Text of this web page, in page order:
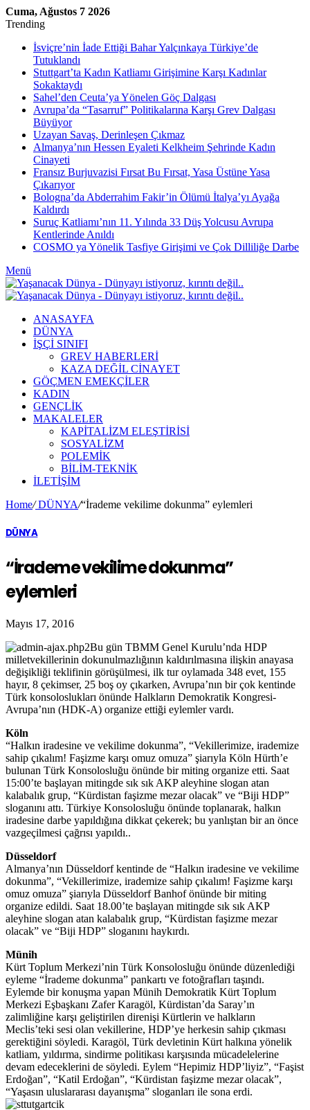
Cuma, Ağustos 7 2026
Trending
İsviçre’nin İade Ettiği Bahar Yalçınkaya Türkiye’de
Tutuklandı
Stuttgart’ta Kadın Katliamı Girişimine Karşı Kadınlar
Sokaktaydı
Sahel’den Ceuta’ya Yönelen Göç Dalgası
Avrupa’da “Tasarruf” Politikalarına Karşı Grev Dalgası
Büyüyor
Uzayan Savaş, Derinleşen Çıkmaz
Almanya’nın Hessen Eyaleti Kelkheim Şehrinde Kadın
Cinayeti
Fransız Burjuvazisi Fırsat Bu Fırsat, Yasa Üstüne Yasa
Çıkarıyor
Bologna’da Abderrahim Fakir’in Ölümü İtalya’yı Ayağa
Kaldırdı
Suruç Katliamı’nın 11. Yılında 33 Düş Yolcusu Avrupa
Kentlerinde Anıldı
COSMO ya Yönelik Tasfiye Girişimi ve Çok Dilliliğe Darbe
Menü
ANASAYFA
DÜNYA
İŞÇİ SINIFI
GREV HABERLERİ
KAZA DEĞİL CİNAYET
GÖÇMEN EMEKÇİLER
KADIN
GENÇLİK
MAKALELER
KAPİTALİZM ELEŞTİRİSİ
SOSYALİZM
POLEMİK
BİLİM-TEKNİK
ILETIŞIM
Home/DÜNYA/“İrademe vekilime dokunma” eylemleri
DÜNYA
“İrademe vekilime dokunma”
eylemleri
Mayıs 17, 2016
Bu gün TBMM Genel Kurulu’nda HDP
milletvekillerinin dokunulmazlığının kaldırılmasına ilişkin anayasa
değişikliği teklifinin görüşülmesi, ilk tur oylamada 348 evet, 155
hayır, 8 çekimser, 25 boş oy çıkarken, Avrupa’nın bir çok kentinde
Türk konsoloslukları önünde Halkların Demokratik Kongresi-
Avrupa’nın (HDK-A) organize ettiği eylemler vardı.
Köln
“Halkın iradesine ve vekilime dokunma”, “Vekillerimize, irademize
sahip çıkalım! Faşizme karşı omuz omuza” şiarıyla Köln Hürth’e
bulunan Türk Konsolosluğu önünde bir miting organize etti. Saat
15:00’te başlayan mitingde sık sık AKP aleyhine slogan atan
kalabalık grup, “Kürdistan faşizme mezar olacak” ve “Biji HDP”
sloganını attı. Türkiye Konsolosluğu önünde toplanarak, halkın
iradesine darbe yapıldığına dikkat çekerek; bu yanlıştan bir an önce
vazgeçilmesi çağrısı yapıldı..
Düsseldorf
Almanya’nın Düsseldorf kentinde de “Halkın iradesine ve vekilime
dokunma”, “Vekillerimize, irademize sahip çıkalım! Faşizme karşı
omuz omuza” şiarıyla Düsseldorf Banhof önünde bir miting
organize edildi. Saat 18.00’te başlayan mitingde sık sık AKP
aleyhine slogan atan kalabalık grup, “Kürdistan faşizme mezar
olacak” ve “Biji HDP” sloganını haykırdı.
Münih
Kürt Toplum Merkezi’nin Türk Konsolosluğu önünde düzenlediği
eyleme “İrademe dokunma” pankartı ve fotoğrafları taşındı.
Eylemde bir konuşma yapan Münih Demokratik Kürt Toplum
Merkezi Eşbaşkanı Zafer Karagöl, Kürdistan’da Saray’ın
zalimliğine karşı geliştirilen direnişi Kürtlerin ve halkların
Meclis’teki sesi olan vekillerine, HDP’ye herkesin sahip çıkması
gerektiğini söyledi. Karagöl, Türk devletinin Kürt halkına yönelik
katliam, yıldırma, sindirme politikası karşısında mücadelelerine
devam edeceklerini de söyledi. Eylem “Hepimiz HDP’liyiz”, “Faşist
Erdoğan”, “Katil Erdoğan”, “Kürdistan faşizme mezar olacak”,
“Yaşasın uluslararası dayanışma” sloganları ile sona erdi.